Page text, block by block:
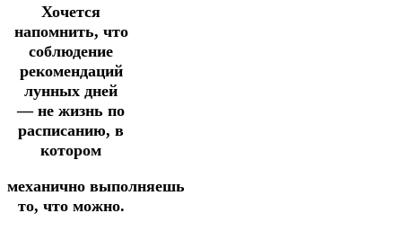
Хочется
напомнить, что
соблюдение
рекомендаций
лунных дней
— не жизнь по
расписанию, в
котором
механично выполняешь
то, что можно.